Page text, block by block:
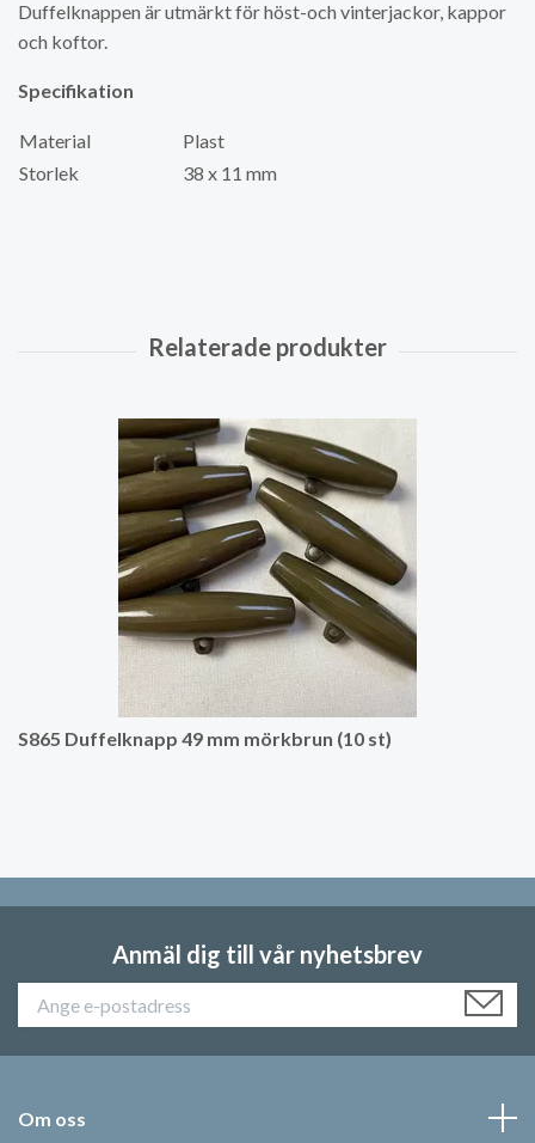
Duffelknappen är utmärkt för höst-och vinterjackor, kappor
och koftor.
Specifikation
Material
Plast
Storlek
38 x 11 mm
S865 Duffelknapp 49 mm mörkbrun (10 st)
Anmäl dig till vår nyhetsbrev
Om oss